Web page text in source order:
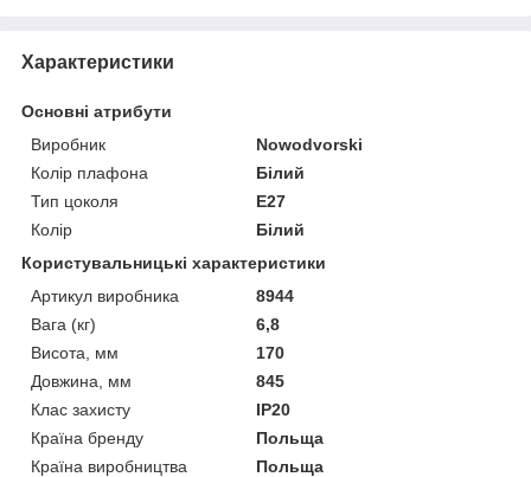
Характеристики
Основні атрибути
Виробник
Nowodvorski
Колір плафона
Білий
Тип цоколя
E27
Колір
Білий
Користувальницькі характеристики
Артикул виробника
8944
Вага (кг)
6,8
Висота, мм
170
Довжина, мм
845
Клас захисту
IP20
Країна бренду
Польща
Країна виробництва
Польща